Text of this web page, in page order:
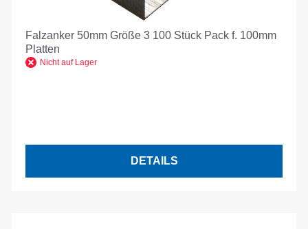
Falzanker 50mm Größe 3 100 Stück Pack f. 100mm
Platten
Nicht auf Lager
DETAILS